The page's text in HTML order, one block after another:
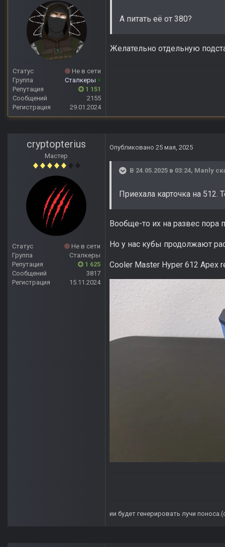
Статус
Не в сети
Группа
Сталкеры +
Репутация
1 151
Сообщений
2155
Регистрация
29.01.2024
А питать её от 380?
Желательно отдельную
cryptopterius
Мастер
Статус
Не в сети
Группа
Сталкеры
Репутация
1 625
Сообщений
3817
Регистрация
15.11.2024
Опубликовано 25 мая, 2025
В 24.05.2025 в 03:24, Manly
Приехала карточка на 512.
Вообще-то их на развес пора
Но у нас кубы продолжают
Cooler Master Hyper 612 Apex
ии будет генерировать лучи